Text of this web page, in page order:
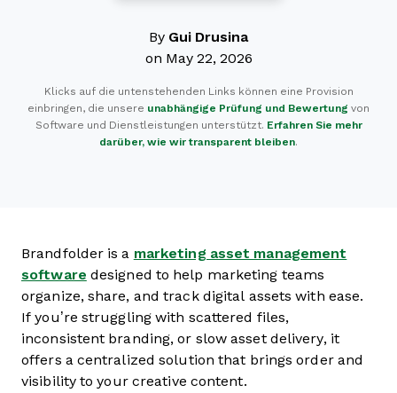
By Gui Drusina
on May 22, 2026
Klicks auf die untenstehenden Links können eine Provision
einbringen, die unsere unabhängige Prüfung und Bewertung von
Software und Dienstleistungen unterstützt. Erfahren Sie mehr
darüber, wie wir transparent bleiben.
Brandfolder is a marketing asset management
software designed to help marketing teams
organize, share, and track digital assets with ease.
If you’re struggling with scattered files,
inconsistent branding, or slow asset delivery, it
offers a centralized solution that brings order and
visibility to your creative content.